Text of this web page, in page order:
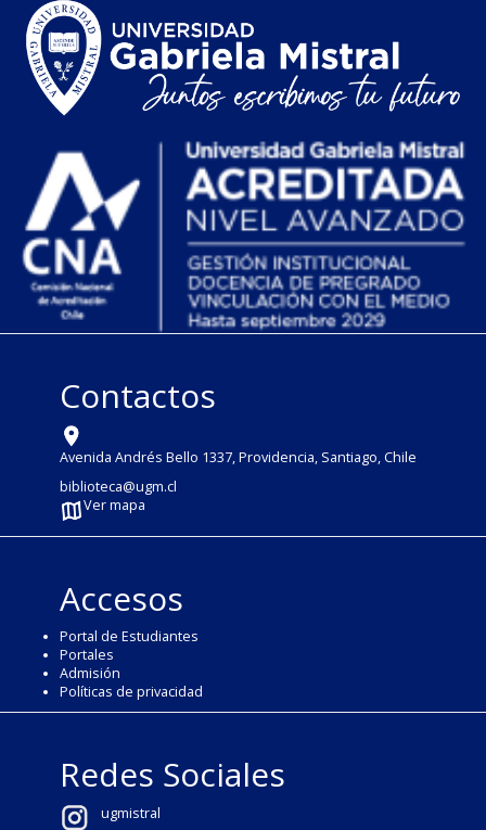
Contactos
Avenida Andrés Bello 1337, Providencia, Santiago, Chile
biblioteca@ugm.cl
Ver mapa
Accesos
Portal de Estudiantes
Portales
Admisión
Políticas de privacidad
Redes Sociales
ugmistral